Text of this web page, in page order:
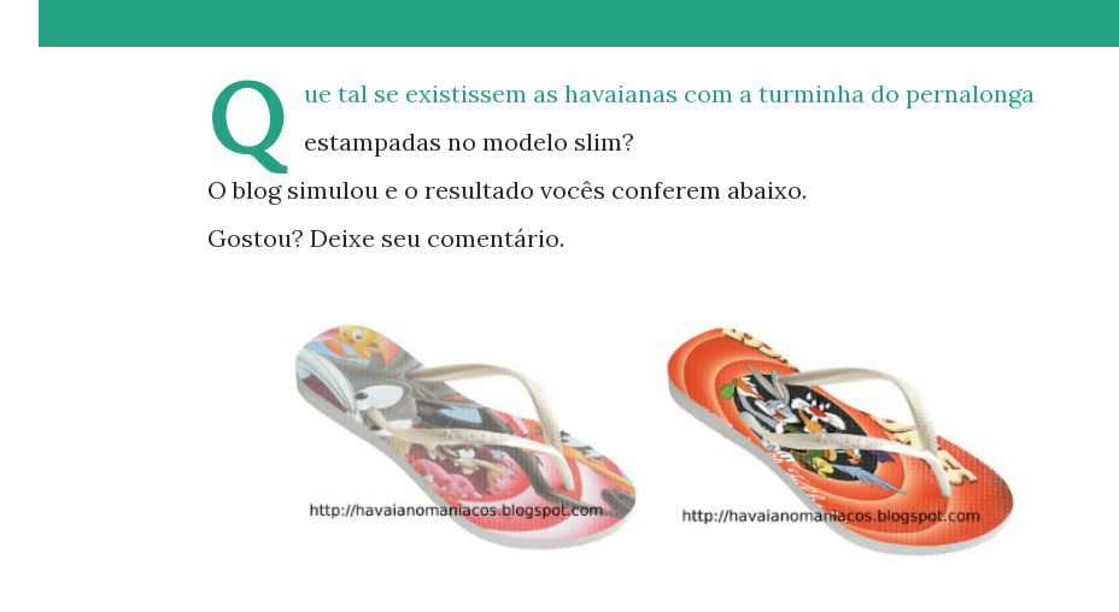
Q
ue tal se existissem as havaianas com a turminha do pernalonga
estampadas no modelo slim?
O blog simulou e o resultado vocês conferem abaixo.
Gostou? Deixe seu comentário.